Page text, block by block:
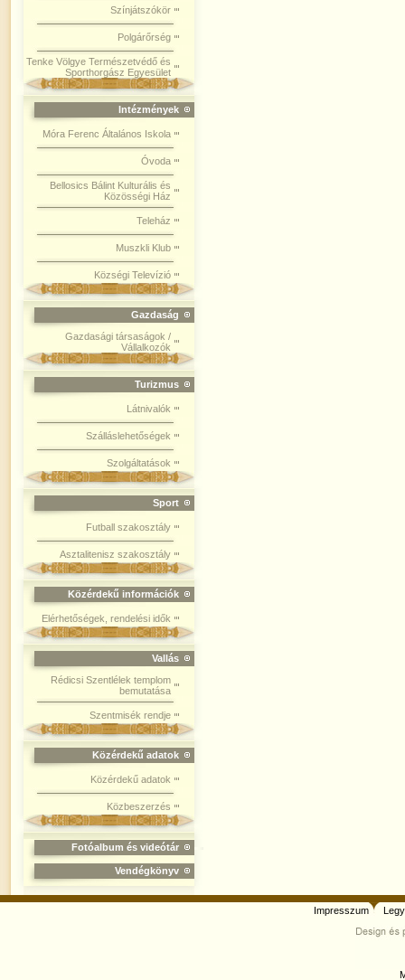
Színjátszókör
Polgárőrség
Tenke Völgye Természetvédő és
Sporthorgász Egyesület
Intézmények
Móra Ferenc Általános Iskola
Óvoda
Bellosics Bálint Kulturális és
Közösségi Ház
Teleház
Muszkli Klub
Községi Televízió
Gazdaság
Gazdasági társaságok /
Vállalkozók
Turizmus
Látnivalók
Szálláslehetőségek
Szolgáltatások
Sport
Futball szakosztály
Asztalitenisz szakosztály
Közérdekű információk
Elérhetőségek, rendelési idők
Vallás
Rédicsi Szentlélek templom
bemutatása
Szentmisék rendje
Közérdekű adatok
Közérdekű adatok
Közbeszerzés
Fotóalbum és videótár
Vendégkönyv
Impresszum